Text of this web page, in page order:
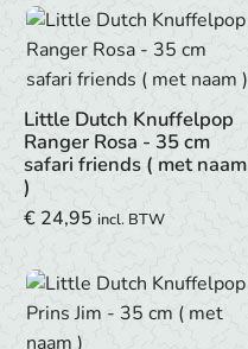
Little Dutch Knuffelpop
Ranger Rosa - 35 cm
safari friends ( met naam
)
€ 24,95 incl. BTW